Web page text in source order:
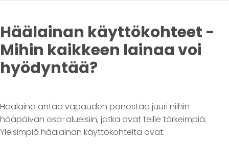
Häälainan käyttökohteet -
Mihin kaikkeen lainaa voi
hyödyntää?
Häälaina antaa vapauden panostaa juuri niihin
hääpäivän osa-alueisiin, jotka ovat teille tärkeimpiä.
Yleisimpiä häälainan käyttökohteita ovat: